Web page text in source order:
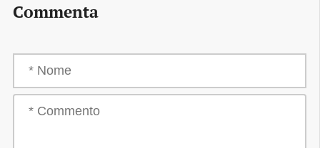
Commenta